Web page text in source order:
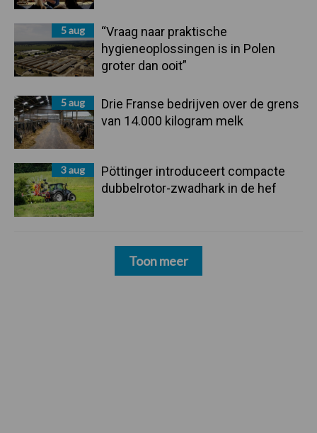
5 aug
“Vraag naar praktische
hygieneoplossingen is in Polen
groter dan ooit”
5 aug
Drie Franse bedrijven over de grens
van 14.000 kilogram melk
3 aug
Pöttinger introduceert compacte
dubbelrotor-zwadhark in de hef
Toon meer